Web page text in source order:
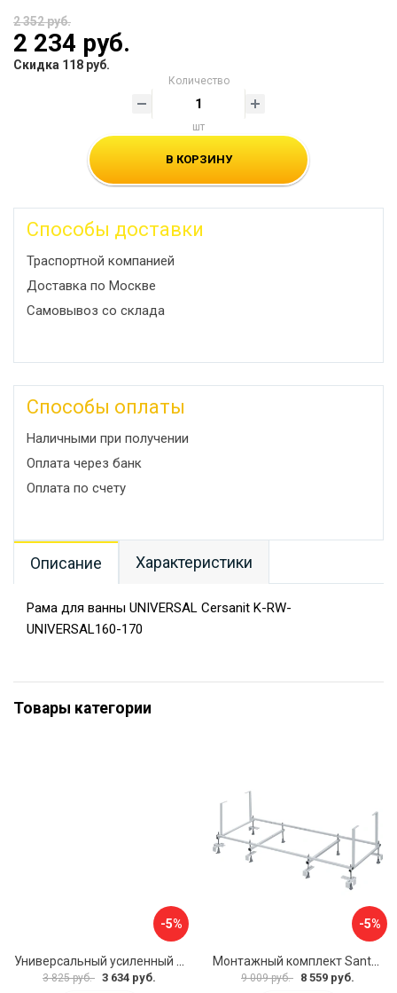
2 352 руб.
2 234 руб.
Скидка 118 руб.
Количество
шт
В КОРЗИНУ
Способы доставки
Траспортной компанией
Доставка по Москве
Самовывоз со склада
Способы оплаты
Наличными при получении
Оплата через банк
Оплата по счету
Описание Характеристики
Рама для ванны UNIVERSAL Cersanit K-RW-
UNIVERSAL160-170
Товары категории
-5%
3 825 руб. 3 634 руб.
-5%
9 009 руб. 8 559 руб.